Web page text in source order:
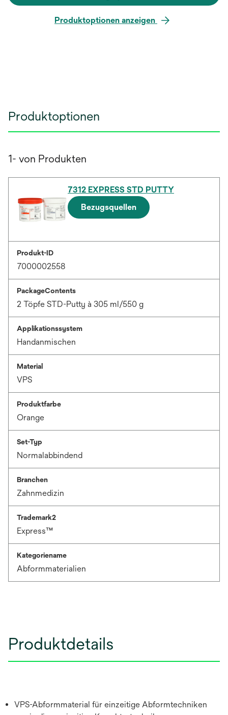
Produktoptionen anzeigen
Produktoptionen
1- von Produkten
7312 EXPRESS STD PUTTY
Bezugsquellen
Produkt-ID
7000002558
PackageContents
2 Töpfe STD-Putty à 305 ml/550 g
Applikationssystem
Handanmischen
Material
VPS
Produktfarbe
Orange
Set-Typ
Normalabbindend
Branchen
Zahnmedizin
Trademark2
Express™
Kategoriename
Abformmaterialien
Produktdetails
VPS-Abformmaterial für einzeitige Abformtechniken